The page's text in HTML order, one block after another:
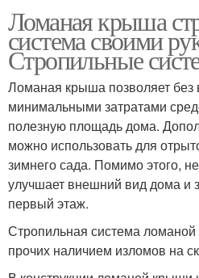
Ломаная крыша
система своими
Стропильные
Ломаная крыша позволяет без
минимальными затратами
полезную площадь дома.
можно использовать для
зимнего сада. Помимо этого,
улучшает внешний вид дома и
первый этаж.
Стропильная система
прочих наличием изломов на